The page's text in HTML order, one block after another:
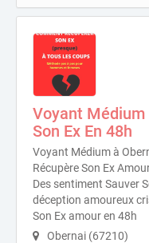
Voyant Médium
Son Ex En 48h
Voyant Médium à
Récupère Son Ex
Des sentiment Sauver
déception amoureux
Son Ex amour en 48h
Obernai (67210)